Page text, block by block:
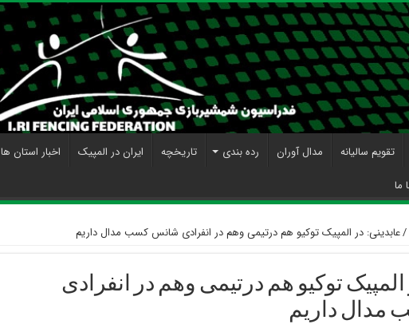
تقویم سالیانه مدال آوران رده بندی تاریخچه ایران در المپیک اخبار استان ها
ما
/عابدینی: در المپیک توکیو هم درتیمی وهم در انفرادی شانس کسب مدال داریم
المپیک توکیو هم درتیمی وهم در انفرادی
داریم